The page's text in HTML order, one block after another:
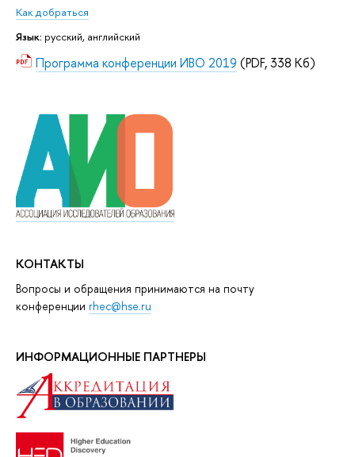
Как добраться
Язык: русский, английский
Программа конференции ИВО 2019 (PDF, 338 Кб)
КОНТАКТЫ
Вопросы и обращения принимаются на почту
конференции rhec@hse.ru
ИНФОРМАЦИОННЫЕ ПАРТНЕРЫ